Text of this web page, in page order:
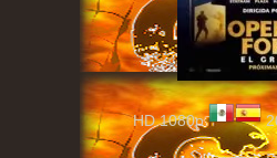
HD 1080p